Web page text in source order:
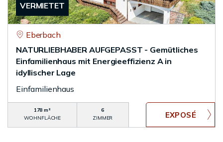
VERMIETET
Eberbach
NATURLIEBHABER AUFGEPASST - Gemütliches
Einfamilienhaus mit Energieeffizienz A in
idyllischer Lage
Einfamilienhaus
178 m²
WOHNFLÄCHE
6
ZIMMER